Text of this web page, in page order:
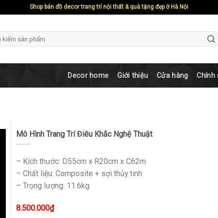
Shop bán đồ decor trang trí nội thất & quà tặng đẹp ở Hà Nội
Decor home Giới thiệu Cửa hàng Chính
Mô Hình Trang Trí Điêu Khắc Nghệ Thuật
– Kích thước: D55cm x R20cm x C62m
– Chất liệu: Composite + sợi thủy tinh
– Trọng lượng: 11.6kg
8.500.000₫